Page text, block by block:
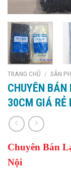
TRANG CHỦ / SẢN
CHUYÊN
30CM GIÁ RẺ
Chuyên Bán
Nội